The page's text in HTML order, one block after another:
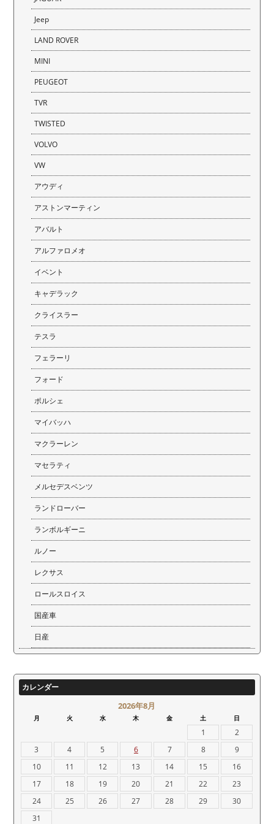
Jeep
LAND ROVER
MINI
PEUGEOT
TVR
TWISTED
VOLVO
VW
アウディ
アストンマーティン
アバルト
アルファロメオ
イベント
キャデラック
クライスラー
テスラ
フェラーリ
フォード
ポルシェ
マイバッハ
マクラーレン
マセラティ
メルセデスベンツ
ランドローバー
ランボルギーニ
ルノー
レクサス
ロールスロイス
国産車
日産
カレンダー
2026年8月
月 火 水 木 金 土 日
1
2
3
4 5 6 7 8
9
10
11 12 13 14 15
16
17
18 19 20 21 22
23
24
25 26 27 28 29
30
31